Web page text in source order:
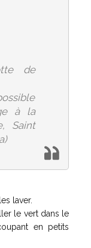
de
à la
Saint
laver.
le vert dans le
en petits